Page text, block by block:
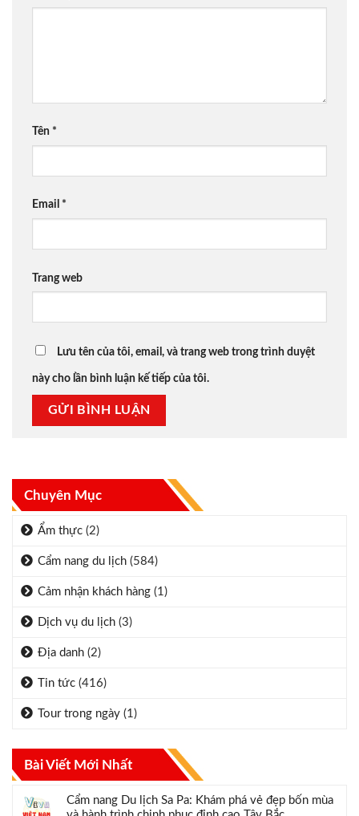
Chuyên Mục
Ẩm thực (2)
Cẩm nang du lịch (584)
Cảm nhận khách hàng (1)
Dịch vụ du lịch (3)
Địa danh (2)
Tin tức (416)
Tour trong ngày (1)
Bài Viết Mới Nhất
Cẩm nang Du lịch Sa Pa: Khám phá vẻ đẹp bốn mùa
Tên *
Email *
Trang web
Lưu tên của tôi, email, và trang web trong trình duyệt
này cho lần bình luận kế tiếp của tôi.